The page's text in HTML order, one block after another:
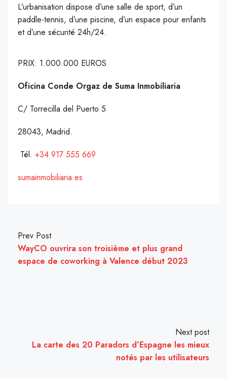
L’urbanisation dispose d’une salle de sport, d’un
paddle-tennis, d’une piscine, d’un espace pour enfants
et d’une sécurité 24h/24.
PRIX: 1.000.000 EUROS
Oficina Conde Orgaz de Suma Inmobiliaria
C/ Torrecilla del Puerto 5
28043, Madrid.
Tél. +34 917 555 669
sumainmobiliaria.es
Prev Post
WayCO ouvrira son troisième et plus grand
espace de coworking à Valence début 2023
Next post
La carte des 20 Paradors d’Espagne les mieux
notés par les utilisateurs